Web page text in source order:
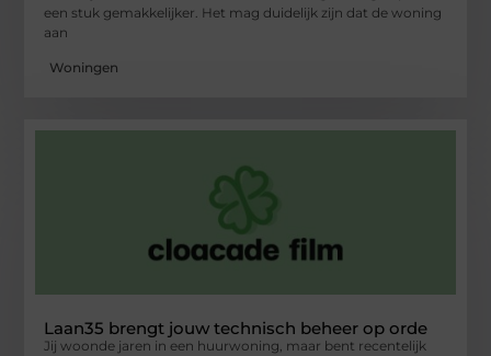
een stuk gemakkelijker. Het mag duidelijk zijn dat de woning
aan
Woningen
Laan35 brengt jouw technisch beheer op orde
Jij woonde jaren in een huurwoning, maar bent recentelijk